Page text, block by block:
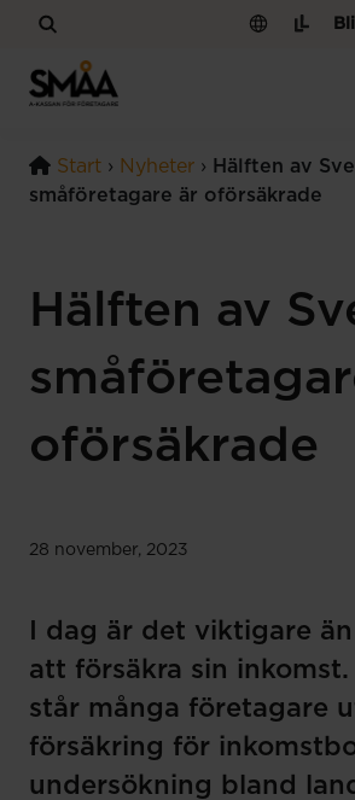
Hoppa till innehåll
Start › Nyheter › Hälften av
småföretagare är oförsäkrade
Hälften av
oförsäkrade
28 november, 2023
I dag är det viktigare
att försäkra sin
står många företagare
försäkring för
undersökning bland